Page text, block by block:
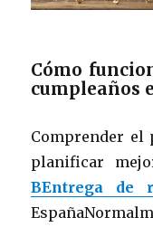
Cómo
cumpleaños
Comprender el
planificar
BEntrega de